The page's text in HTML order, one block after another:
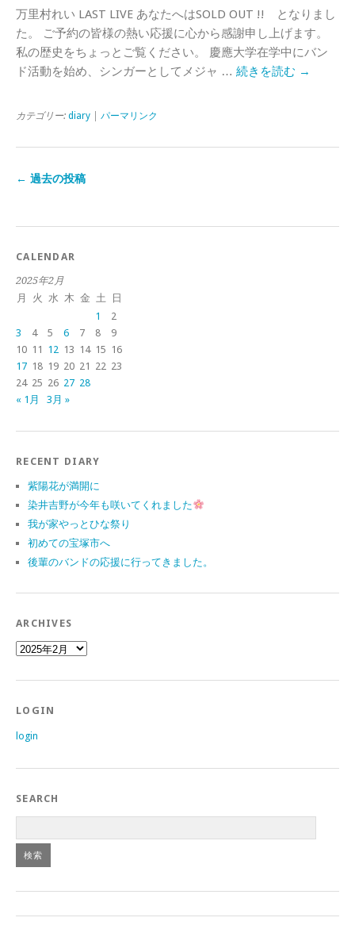
万里村れい LAST LIVE あなたへはSOLD OUT !! となりまし
た。 ご予約の皆様の熱い応援に心から感謝申し上げます。
私の歴史をちょっとご覧ください。 慶應大学在学中にバン
ド活動を始め、シンガーとしてメジャ … 続きを読む →
カテゴリー: diary パーマリンク
← 過去の投稿
CALENDAR
2025年2月
月
火 水 木 金 土
日
1
2
3
4 5 6 7 8
9
10 11 12 13 14 15 16
17 18 19 20 21 22 23
24 25 26 27 28
« 1月
3月 »
RECENT DIARY
紫陽花が満開に
染井吉野が今年も咲いてくれました
我が家やっとひな祭り
初めての宝塚市へ
後輩のバンドの応援に行ってきました。
ARCHIVES
archives
LOGIN
login
SEARCH